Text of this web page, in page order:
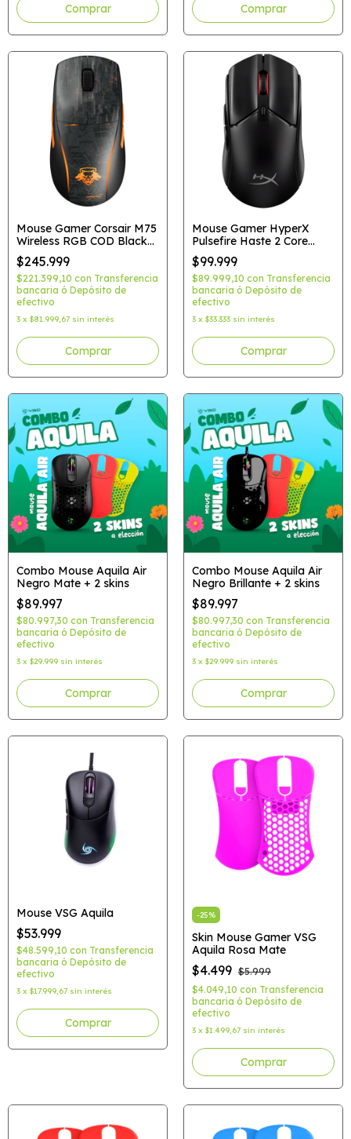
Mouse Gamer Corsair M75
Wireless RGB COD Black
OPS 6 Edition
$245.999
$221.399,10 con Transferencia
bancaria ó Depósito de
efectivo
3 x $81.999,67 sin interés
Mouse Gamer HyperX
Pulsefire Haste 2 Core
Wireless Black
$99.999
$89.999,10 con Transferencia
bancaria ó Depósito de
efectivo
3 x $33.333 sin interés
Combo Mouse Aquila Air
Negro Mate + 2 skins
$89.997
$80.997,30 con Transferencia
bancaria ó Depósito de
efectivo
3 x $29.999 sin interés
Comprar
Combo Mouse Aquila Air
Negro Brillante + 2 skins
$89.997
$80.997,30 con Transferencia
bancaria ó Depósito de
efectivo
3 x $29.999 sin interés
Comprar
Mouse VSG Aquila
$53.999
$48.599,10 con Transferencia
bancaria ó Depósito de
efectivo
3 x $17.999,67 sin interés
Comprar
-25%
Skin Mouse Gamer VSG
Aquila Rosa Mate
$4.499 $5.999
$4.049,10 con Transferencia
bancaria ó Depósito de
efectivo
3 x $1.499,67 sin interés